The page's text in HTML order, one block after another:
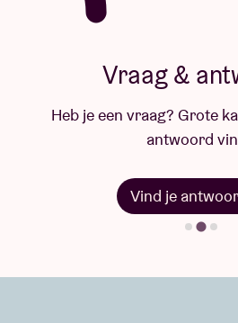
Vraag &
Heb je een vraag? Grote
antwoord
Vind je